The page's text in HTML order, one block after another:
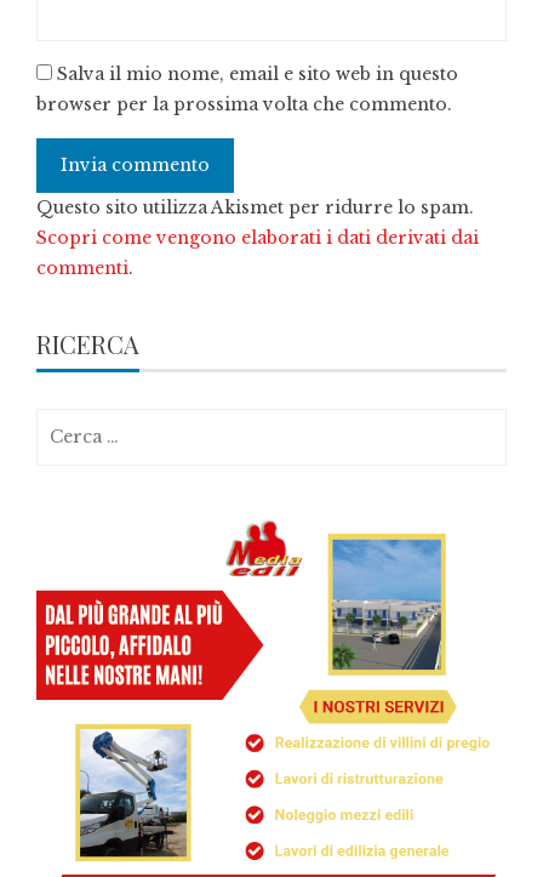
Salva il mio nome, email e sito web in questo
browser per la prossima volta che commento.
Questo sito utilizza Akismet per ridurre lo spam.
Scopri come vengono elaborati i dati derivati dai
commenti.
RICERCA